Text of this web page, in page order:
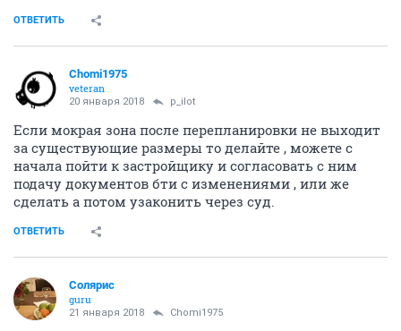
ОТВЕТИТЬ
Chomi1975
veteran
20 января 2018 p_ilot
Если мокрая зона после перепланировки не выходит
за существующие размеры то делайте , можете с
начала пойти к застройщику и согласовать с ним
подачу документов бти с изменениями , или же
сделать а потом узаконить через суд.
ОТВЕТИТЬ
Солярис
guru
21 января 2018 Chomi1975